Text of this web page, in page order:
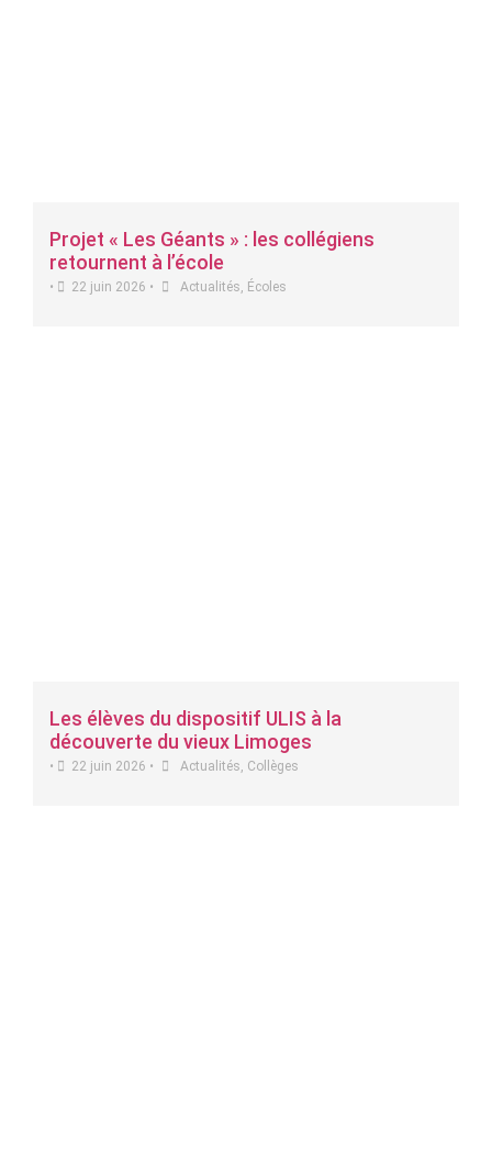
Projet « Les Géants » : les collégiens
retournent à l’école
• 22 juin 2026 • Actualités, Écoles
Les élèves du dispositif ULIS à la
découverte du vieux Limoges
• 22 juin 2026 • Actualités, Collèges